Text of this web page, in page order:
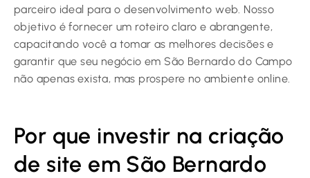
parceiro ideal para o desenvolvimento web. Nosso
objetivo é fornecer um roteiro claro e abrangente,
capacitando você a tomar as melhores decisões e
garantir que seu negócio em São Bernardo do Campo
não apenas exista, mas prospere no ambiente online.
Por que investir na criação
de site em São Bernardo